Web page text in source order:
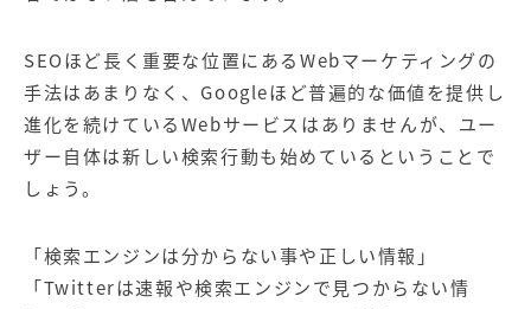
SEOほど長く重要な位置にあるWebマーケティングの
手法はあまりなく、 Googleほど普遍的な価値を提供し
進化を続けているWebサービスはありませんが、ユー
ザー自体は新しい検索行動も始めているということで
しょう。
「検索エンジンは分からない事や正しい情報」
「Twitterは速報や検索エンジンで見つからない情